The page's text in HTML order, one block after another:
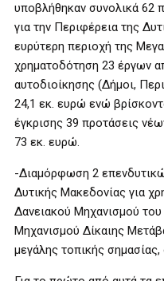
υποβλήθηκαν συνολικά 62
για την Περιφέρεια της
ευρύτερη περιοχή της
χρηματοδότηση 23 έργων
αυτοδιοίκησης (Δήμοι,
24,1 εκ. ευρώ ενώ
έγκρισης 39 προτάσεις
73 εκ. ευρώ.
-Διαμόρφωση 2
Δυτικής Μακεδονίας για
Δανειακού Μηχανισμού
Μηχανισμού Δίκαιης
μεγάλης τοπικής